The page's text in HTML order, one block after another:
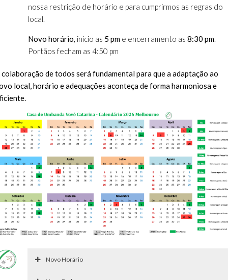
nossa restrição de horário e para cumprirmos as regras do
local.
Novo horário, início as 5 pme encerramento as 8:30 pm.
Portãos fecham as 4:50 pm
colaboração de todos será fundamental para que a adaptação ao
local, horário e adequações aconteça de forma harmoniosa e
Novo Horário